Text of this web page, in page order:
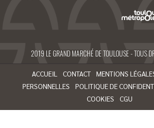
2019 LE GRAND MARCHÉ DE TOULOUSE - TOUS
ACCUEIL CONTACT MENTIONS
PERSONNELLES
POLITIQUE DE
COOKIES
CGU